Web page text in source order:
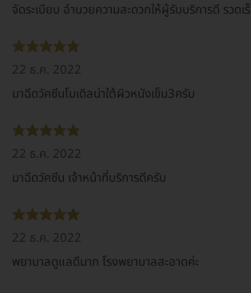
จัดระเบียบ อำนวยความสะดวกให้ผู้รับบริการดี รวดเ
22 ธ.ค. 2022
มาฉีดวัคซีนโมเดิลน่าใต้ผิวหนังเข็ม3ครับ
22 ธ.ค. 2022
มาฉีดวัคซีน เจ้าหน้าที่บริการดีครับ
22 ธ.ค. 2022
พยาบาลดูแลดีมาก โรงพยาบาลสะอาดค่ะ